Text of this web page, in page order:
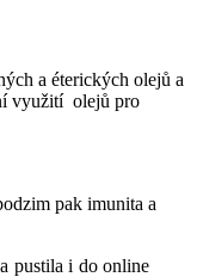
a éterických olejů a
využití olejů pro
pak imunita a
pustila i do online